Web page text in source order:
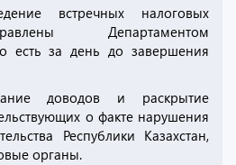
встречных налоговых
Департаментом
то есть за день до завершения
доводов и раскрытие
о факте нарушения
Республики Казахстан,
органы.